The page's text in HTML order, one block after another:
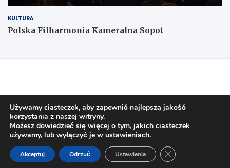
KULTURA
Polska Filharmonia Kameralna Sopot
Copyright © 2026 w Sopocie
Theme by: Theme Horse Proudly Powered by: WordPress
Używamy ciasteczek, aby zapewnić najlepszą jakość
korzystania z naszej witryny.
Możesz dowiedzieć się więcej o tym, jakich ciasteczek
używamy, lub wyłączyć je w ustawieniach.
Akceptuj Odrzuć Ustawienia Zamknij panel